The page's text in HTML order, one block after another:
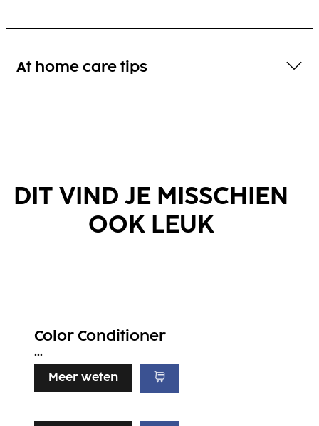
At home care tips
DIT VIND JE MISSCHIEN
OOK LEUK
Color Conditioner
...
Meer weten